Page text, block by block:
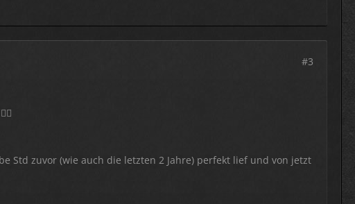
#3
Std zuvor (wie auch die letzten 2 Jahre) perfekt lief und von jetzt